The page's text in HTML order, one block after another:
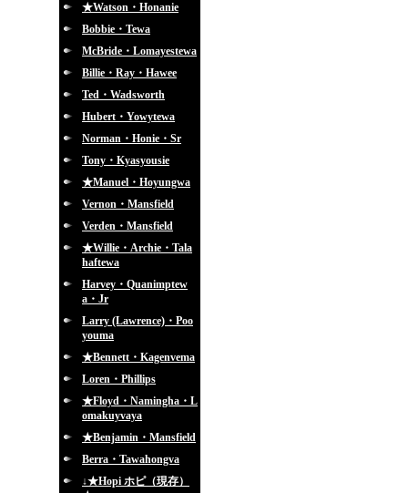
★Watson・Honanie
Bobbie・Tewa
McBride・Lomayestewa
Billie・Ray・Hawee
Ted・Wadsworth
Hubert・Yowytewa
Norman・Honie・Sr
Tony・Kyasyousie
★Manuel・Hoyungwa
Vernon・Mansfield
Verden・Mansfield
★Willie・Archie・Tala
haftewa
Harvey・Quanimptew
a・Jr
Larry (Lawrence)・Poo
youma
★Bennett・Kagenvema
Loren・Phillips
★Floyd・Namingha・L
omakuyvaya
★Benjamin・Mansfield
Berra・Tawahongva
↓★Hopi ホピ（現存）